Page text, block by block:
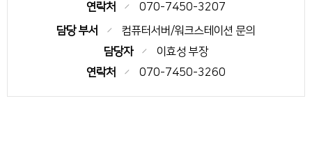
연락처
070-7450-3207
담당 부서
컴퓨터서버/워크스테이션 문의
담당자
이효성 부장
연락처
070-7450-3260